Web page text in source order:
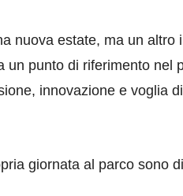
nuova estate, ma un altro
un punto di riferimento nel
innovazione e voglia
giornata al parco sono